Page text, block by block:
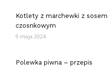
Kotlety z marchewki z sosem
czosnkowym
9 maja 2024
Polewka piwna – przepis